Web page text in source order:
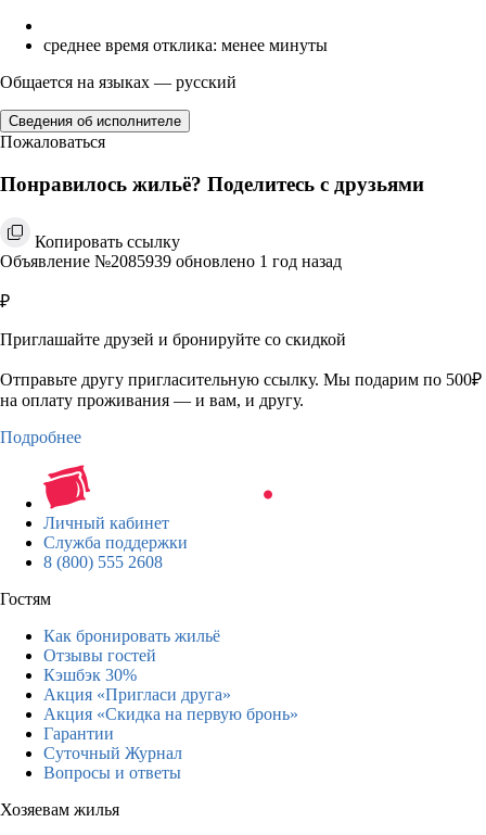
среднее время отклика: менее минуты
Общается на языках — русский
Сведения об исполнителе
Пожаловаться
Понравилось жильё? Поделитесь с друзьями
Копировать ссылку
Объявление №2085939 обновлено 1 год назад
₽
Приглашайте друзей и бронируйте со скидкой
Отправьте другу пригласительную ссылку. Мы подарим по 500₽
на оплату проживания — и вам, и другу.
Подробнее
Личный кабинет
Служба поддержки
8 (800) 555 2608
Гостям
Как бронировать жильё
Отзывы гостей
Кэшбэк 30%
Акция «Пригласи друга»
Акция «Скидка на первую бронь»
Гарантии
Суточный Журнал
Вопросы и ответы
Хозяевам жилья